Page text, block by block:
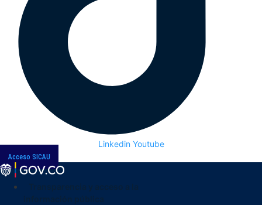
Linkedin Youtube
Acceso SICAU